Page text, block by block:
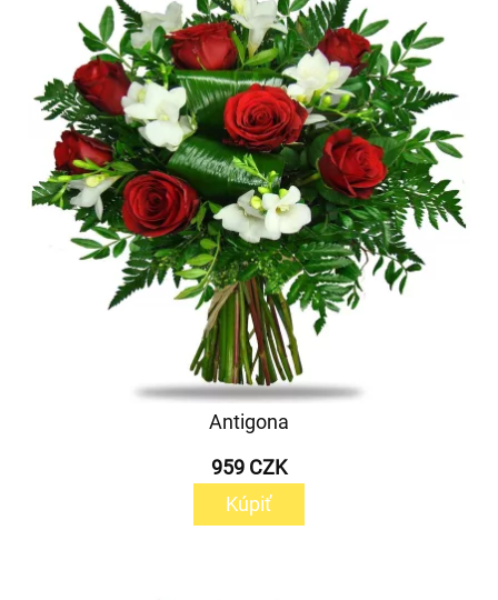
Antigona
959 CZK
Kúpiť